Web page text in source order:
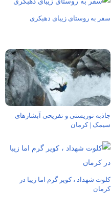
سفر به روستای زیبای دهبکری
جاذبه توریستی و تفریحی آبشارهای
سیمک | کرمان
کلوت شهداد ، کویر گرم اما زیبا در
کرمان